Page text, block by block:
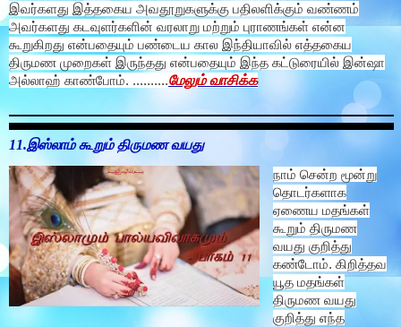
இவர்களது இத்தகைய அவதூறுகளுக்கு பதிலளிக்கும் வண்ணம்
அவர்களது கடவுளர்களின் வரலாறு மற்றும் புராணங்கள் என்ன
கூறுகிறது என்பதையும் பண்டைய கால இந்தியாவில் எத்தகைய
திருமண முறைகள் இருந்தது என்பதையும் இந்த கட்டுரையில் இன்ஷா
அல்லாஹ் காண்போம். ..........மேலும் வாசிக்க
11.இஸ்லாம் கூறும் திருமண வயது
நாம் சென்ற மூன்று
தொடர்களாக
ஏணைய மதங்கள்
கூறும் திருமண
வயது குறித்து
கண்டோம். கிறித்தவ
யூத மதங்கள்
திருமண வயது
குறித்து எந்த